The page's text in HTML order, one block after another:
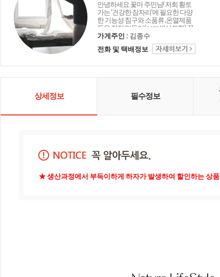
안녕하세요.꽃마 주민님! 저희 황토
가는 '건강한 잠자리'에 필요한 다양
한 기능성 침구와 소품류 ,온열제품
등을 직접 만들어(oem생산포함) 꽃
마를 비롯한 국내 유수의 유기농관
련 조합,매장 등에 제품을 공급하는
회사입니다. 2007년부터 꽃마와 따
한 사랑을 받아 늘 감사한 마음입니
로 꽃마 주민님들께 더욱 사랑받는
황토가가 되도록 노력하겠습니다.
-
가게주인 : 김종수
전화 및 택배정보
상세정보 필수정보
★ 생산과정에서 부득이하게 하자가 발생하여 할인하는 상